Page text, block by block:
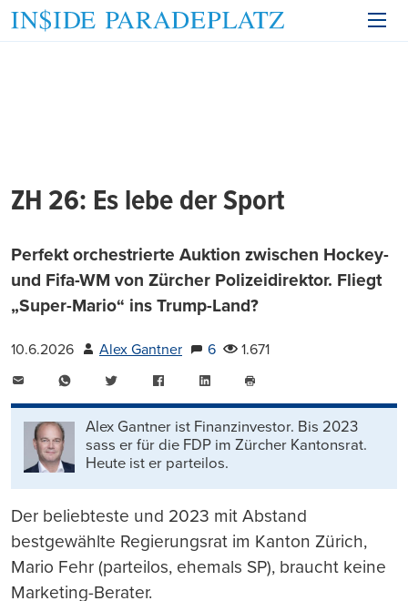
ZH 26: Es lebe der Sport
Perfekt orchestrierte Auktion zwischen Hockey-
und Fifa-WM von Zürcher Polizeidirektor. Fliegt
„Super-Mario“ ins Trump-Land?
10.6.2026 Alex Gantner 6
1.671
WhatsAppTwitter FacebookLinkedIn
drucken
Alex Gantner ist Finanzinvestor. Bis 2023
sass er für die FDP im Zürcher Kantonsrat.
Heute ist er parteilos.
Der beliebteste und 2023 mit Abstand
bestgewählte Regierungsrat im Kanton Zürich,
Mario Fehr (parteilos, ehemals SP), braucht keine
Marketing-Berater.